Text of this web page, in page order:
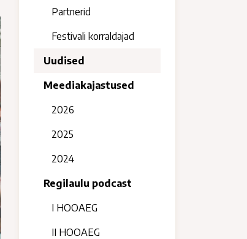
Partnerid
Festivali korraldajad
Uudised
Meediakajastused
2026
2025
2024
Regilaulu podcast
I HOOAEG
II HOOAEG